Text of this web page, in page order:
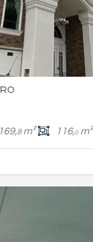
169,8m² 116,0